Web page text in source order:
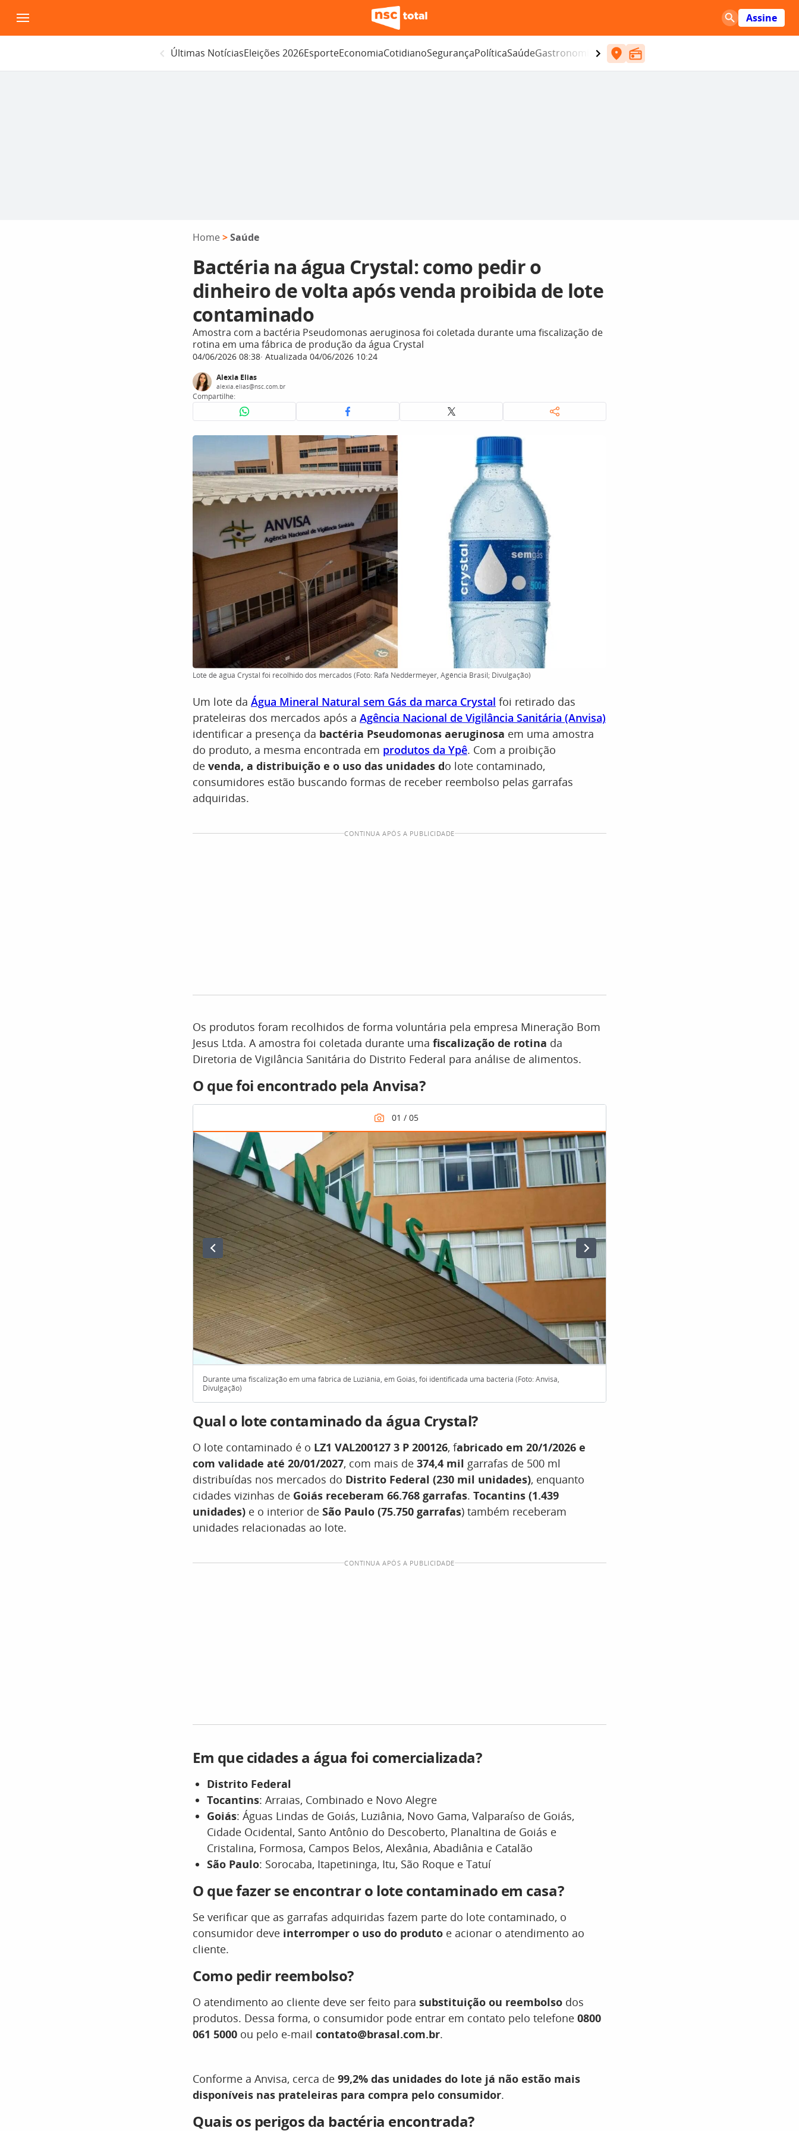
para
o
Assine
Últimas NotíciasEleições 2026EsporteEconomiaCotidianoSegurançaPolíticaSaúdeGastronomia Entretenimento
Home >Saúde
Bactéria na água Crystal: como pedir o
dinheiro de volta após venda proibida de lote
contaminado
Amostra com a bactéria Pseudomonas aeruginosa foi coletada durante uma fiscalização de
rotina em uma fábrica de produção da água Crystal
04/06/2026 08:38 Atualizada 04/06/2026 10:24
Alexia Elias
alexia.elias@nsc.com.br
Compartilhe:
Lote de água Crystal foi recolhido dos mercados (Foto: Rafa Neddermeyer, Agência Brasil; Divulgação)
Um lote da Água Mineral Natural sem Gás da marca Crystal foi retirado das
prateleiras dos mercados após a Agência Nacional de Vigilância Sanitária (Anvisa)
identificar a presença da bactéria Pseudomonas aeruginosa em uma amostra
do produto, a mesma encontrada em produtos da Ypê. Com a proibição
de venda, a distribuição e o uso das unidades do lote contaminado,
consumidores estão buscando formas de receber reembolso pelas garrafas
adquiridas.
CONTINUA APÓS A PUBLICIDADE
Os produtos foram recolhidos de forma voluntária pela empresa Mineração Bom
Jesus Ltda. A amostra foi coletada durante uma fiscalização de rotina da
Diretoria de Vigilância Sanitária do Distrito Federal para análise de alimentos.
O que foi encontrado pela Anvisa?
Durante uma fiscalização em uma fábrica de Luziânia, em Goiás, foi identificada uma bactéria (Foto: Anvisa,
Divulgação)
Qual o lote contaminado da água Crystal?
O lote contaminado é o LZ1 VAL200127 3 P 200126, fabricado em 20/1/2026 e
com validade até 20/01/2027, com mais de 374,4 mil garrafas de 500 ml
distribuídas nos mercados do Distrito Federal (230 mil unidades), enquanto
cidades vizinhas de Goiás receberam 66.768 garrafas. Tocantins (1.439
unidades) e o interior de São Paulo (75.750 garrafas) também receberam
unidades relacionadas ao lote.
CONTINUA APÓS A PUBLICIDADE
Em que cidades a água foi comercializada?
Distrito Federal
Tocantins: Arraias, Combinado e Novo Alegre
Goiás: Águas Lindas de Goiás, Luziânia, Novo Gama, Valparaíso de Goiás,
Cidade Ocidental, Santo Antônio do Descoberto, Planaltina de Goiás e
Cristalina, Formosa, Campos Belos, Alexânia, Abadiânia e Catalão
São Paulo: Sorocaba, Itapetininga, Itu, São Roque e Tatuí
O que fazer se encontrar o lote contaminado em casa?
Se verificar que as garrafas adquiridas fazem parte do lote contaminado, o
consumidor deve interromper o uso do produto e acionar o atendimento ao
cliente.
Como pedir reembolso?
O atendimento ao cliente deve ser feito para substituição ou reembolso dos
produtos. Dessa forma, o consumidor pode entrar em contato pelo telefone 0800
061 5000 ou pelo e-mail contato@brasal.com.br.
Conforme a Anvisa, cerca de 99,2% das unidades do lote já não estão mais
disponíveis nas prateleiras para compra pelo consumidor.
Quais os perigos da bactéria encontrada?